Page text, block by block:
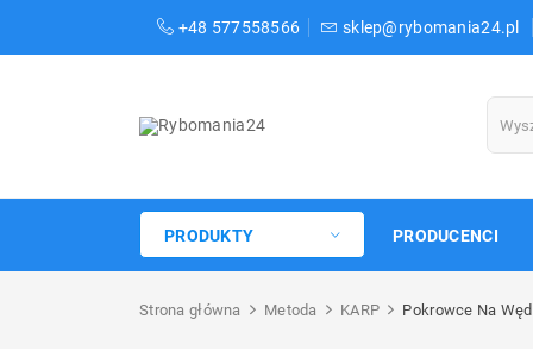
+48 577558566 sklep@rybomania24.pl
PRODUKTY PRODUCENCI
Strona główna Metoda KARP Pokrowce Na